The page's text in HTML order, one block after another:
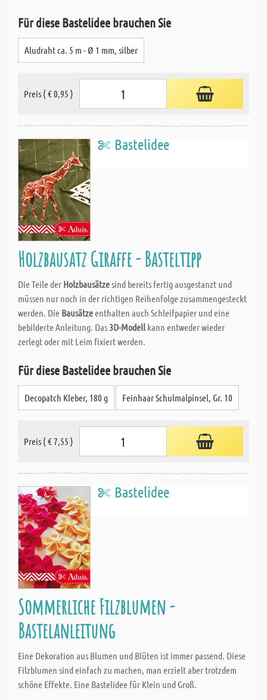
Für diese Bastelidee brauchen Sie
Aludraht ca. 5 m - Ø 1 mm, silber
Preis ( € 0,95 )
Bastelidee
Holzbausatz Giraffe - Basteltipp
Die Teile der Holzbausätzesind bereits fertig ausgestanzt und
müssen nur noch in der richtigen Reihenfolge zusammengesteckt
werden. Die Bausätzeenthalten auch Schleifpapier und eine
bebilderte Anleitung. Das 3D-Modellkann entweder wieder
zerlegt oder mit Leim fixiert werden.
Für diese Bastelidee brauchen Sie
Decopatch Kleber, 180 g Feinhaar Schulmalpinsel, Gr. 10
Preis ( € 7,55 )
Bastelidee
Sommerliche Filzblumen -
Bastelanleitung
Eine Dekoration aus Blumen und Blüten ist immer passend. Diese
Filzblumen sind einfach zu machen, man erzielt aber trotzdem
schöne Effekte. Eine Bastelidee für Klein und Groß.